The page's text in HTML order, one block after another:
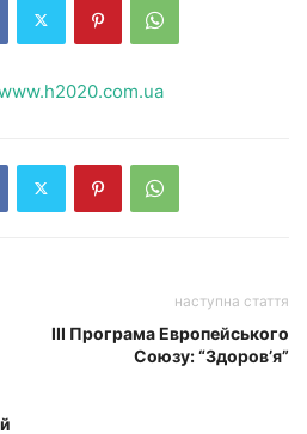
наступна стаття
III Програма Европейського
Союзу: “Здоров’я”